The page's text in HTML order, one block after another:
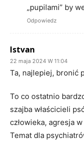
„pupilami” by
Odpowiedz
Istvan
22 maja 2024 W 11:04
Ta, najlepiej, bronić
To co ostatnio
szajba właścicieli
człowieka, agresja
Temat dla